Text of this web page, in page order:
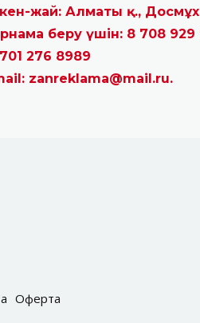
жай: Алматы қ.,
беру үшін: 8 708 929
276 8989
zanreklama@mail.ru.
Оферта